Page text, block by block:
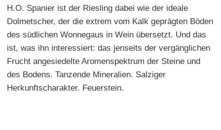
H.O. Spanier ist der Riesling dabei wie der ideale
Dolmetscher, der die extrem vom Kalk geprägten Böden
des südlichen Wonnegaus in Wein übersetzt. Und das
ist, was ihn interessiert: das jenseits der vergänglichen
Frucht angesiedelte Aromenspektrum der Steine und
des Bodens. Tanzende Mineralien. Salziger
Herkunftscharakter. Feuerstein.